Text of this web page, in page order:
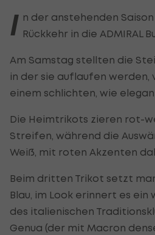
I n der anstehenden
Rückkehr in die ADMIRAL
Am Samstag stellten die
in der sie auflaufen werden,
einem schlichten, wie
Die Heimtrikots zieren rot-
Streifen, während die
Weiß, mit roten Akzenten
Beim dritten Trikot setzt
Blau, im Look erinnert es ein
des italienischen
Genua (der mit Macron